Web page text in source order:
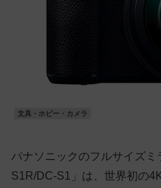
文具・ホビー・カメラ
パナソニックのフルサイズ
S1R/DC-S1」は、世界初の